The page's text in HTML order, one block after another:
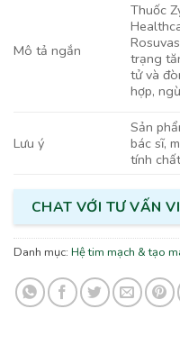
Mô tả ngắn
Thuốc
trạng
tử và
hợp,
Lưu ý
Sản
bác sĩ,
tính
CHAT VỚI TƯ VẤN
Danh mục: Hệ tim mạch & tạo